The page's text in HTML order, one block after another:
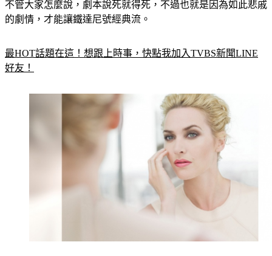
不管大家怎麼說，劇本說死就得死，不過也就是因為如此悲戚
的劇情，才能讓鐵達尼號經典流。
最HOT話題在這！想跟上時事，快點我加入TVBS新聞LINE
好友！